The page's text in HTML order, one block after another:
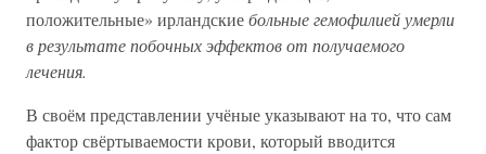
положительные» ирландскиебольные гемофилией умерли
в результате побочных эффектов от получаемого
лечения.
В своём представлении учёные указывают на то, что сам
фактор свёртываемости крови, который вводится